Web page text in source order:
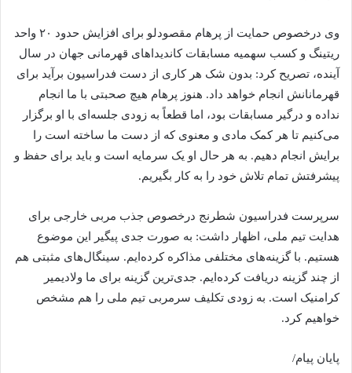
وی درخصوص حمایت از پرهام مقصودلو برای افزایش حدود ۲۰ واحد
ریتینگ و کسب سهمیه مسابقات کاندیداهای قهرمانی جهان در سال
آینده، تصریح کرد: بدون شک هر کاری از دست فدراسیون برآید برای
قهرمانانش انجام خواهد داد. هنوز پرهام هیچ صحبتی با ما انجام
نداده و درگیر مسابقات بود، اما قطعاً به زودی جلسه‌ای با او برگزار
می‌کنیم تا هر کمک مادی و معنوی که از دست ما ساخته است را
برایش انجام دهیم. به هر حال او یک سرمایه است و باید برای حفظ و
پیشرفتش تمام تلاش خود را به کار بگیریم.
سرپرست فدراسیون شطرنج درخصوص جذب مربی خارجی برای
هدایت تیم ملی، اظهار داشت: به صورت جدی پیگیر این موضوع
هستیم. با گزینه‌های مختلفی مذاکره کرده‌ایم. سینگال‌های مثبتی هم
از چند گزینه دریافت کرده‌ایم. جدی‌ترین گزینه برای ما ولادیمیر
کرامنیک است. به زودی تکلیف سرمربی تیم ملی را هم مشخص
خواهیم کرد.
پایان پیام/